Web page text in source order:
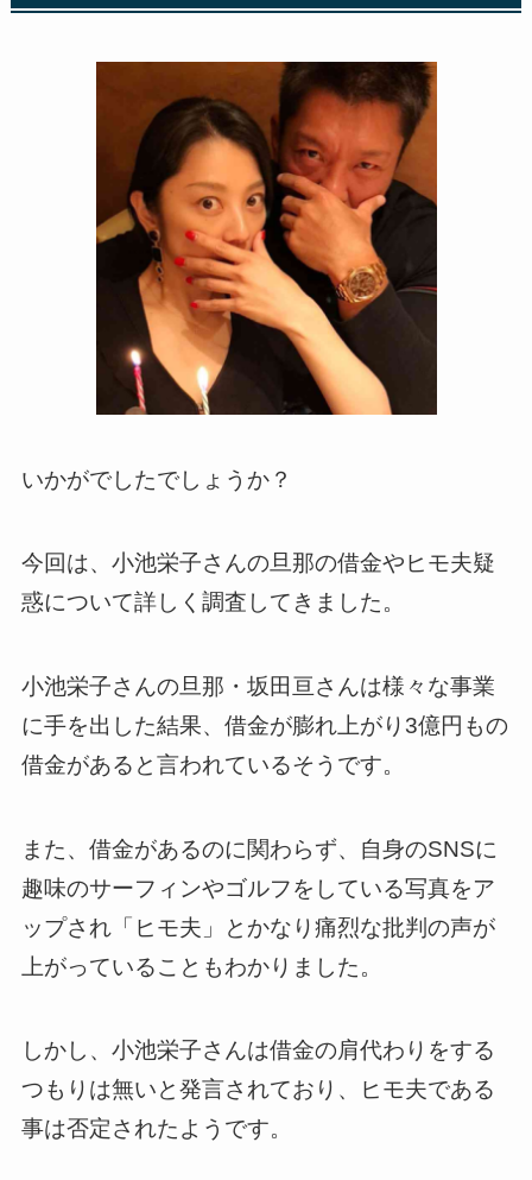
いかがでしたでしょうか？
今回は、小池栄子さんの旦那の借金やヒモ夫疑
惑について詳しく調査してきました。
小池栄子さんの旦那・坂田亘さんは様々な事業
に手を出した結果、借金が膨れ上がり3億円もの
借金があると言われているそうです。
また、借金があるのに関わらず、自身のSNSに
趣味のサーフィンやゴルフをしている写真をア
ップされ「ヒモ夫」とかなり痛烈な批判の声が
上がっていることもわかりました。
しかし、小池栄子さんは借金の肩代わりをする
つもりは無いと発言されており、ヒモ夫である
事は否定されたようです。